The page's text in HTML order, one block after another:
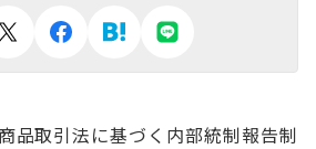
品取引法に基づく内部統制報告制